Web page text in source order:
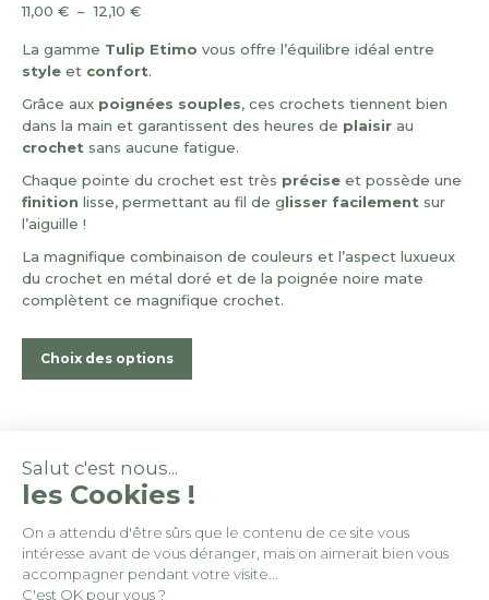
11,00 € – 12,10 €Plage
prix :
11,00 €
12,10 €
La gamme Tulip Etimo vous offre l’équilibre idéal entre
style et confort.
Grâce aux poignées souples, ces crochets tiennent bien
dans la main et garantissent des heures de plaisir au
crochet sans aucune fatigue.
Chaque pointe du crochet est très précise et possède une
finition lisse, permettant au fil de glisser facilement sur
l’aiguille !
La magnifique combinaison de couleurs et l’aspect luxueux
du crochet en métal doré et de la poignée noire mate
complètent ce magnifique crochet.
Choix des options
peuvent
choisies
sur
© ByPoush
Salut c'est nous...
les Cookies !
On a attendu d'être sûrs que le contenu de ce site vous
intéresse avant de vous déranger, mais on aimerait bien vous
accompagner pendant votre visite...
C'est OK pour vous ?